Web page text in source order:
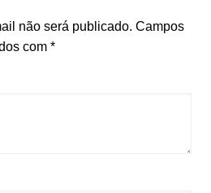
não será publicado. Campos
com *